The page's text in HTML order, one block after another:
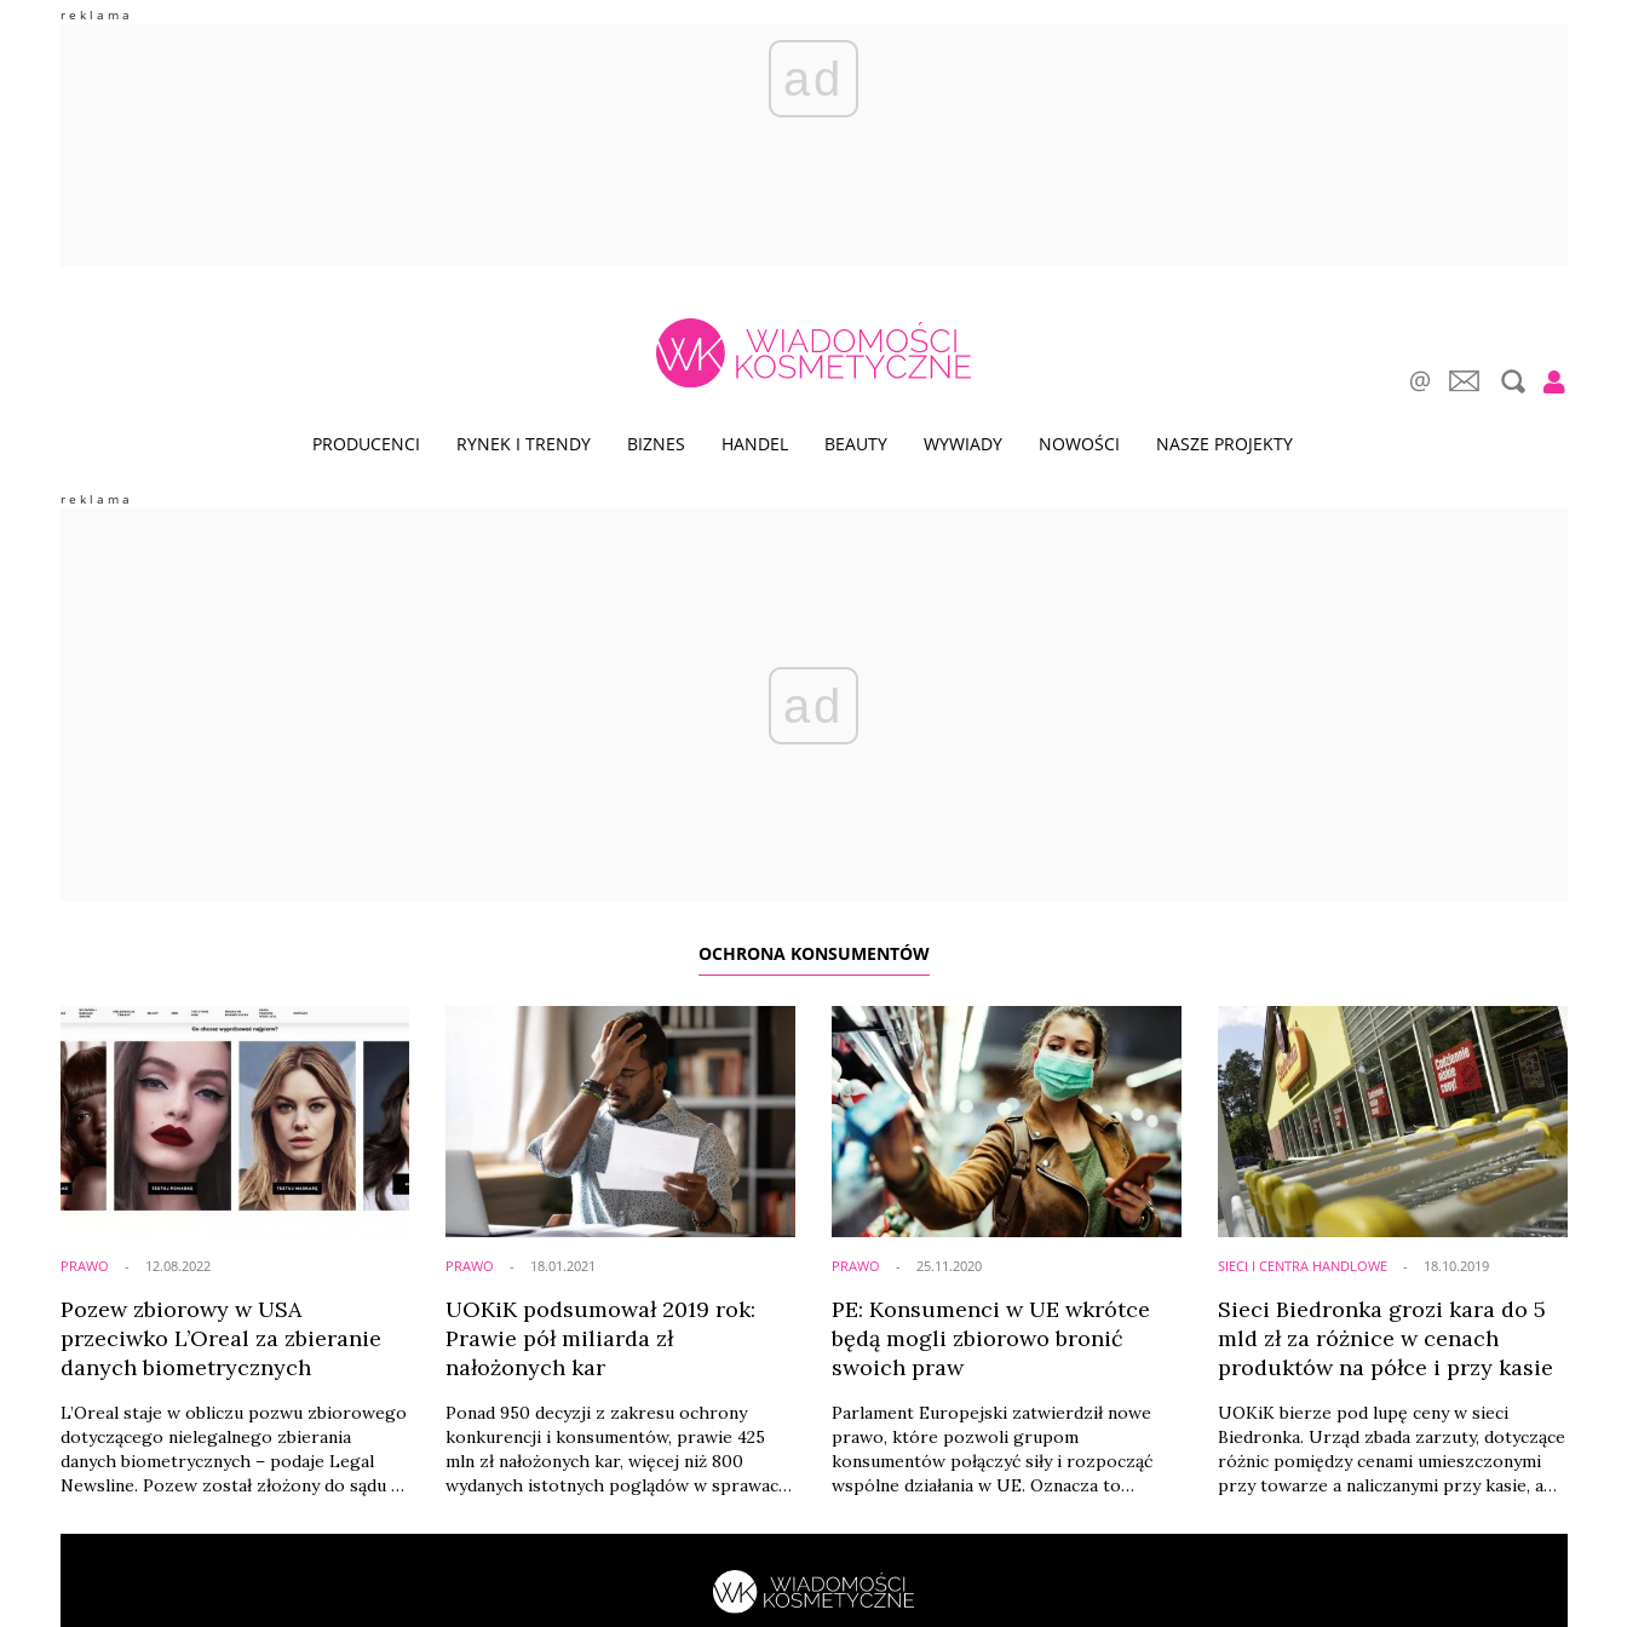
ad
PRODUCENCI RYNEK I TRENDY BIZNES HANDEL BEAUTY WYWIADY NOWOŚCI NASZE PROJEKTY
ad
OCHRONA KONSUMENTÓW
PRAWO
Pozew zbiorowy w USA
przeciwko L’Oreal za zbieranie
danych biometrycznych
L’Oreal staje w obliczu pozwu zbiorowego
dotyczącego nielegalnego zbierania
danych biometrycznych – podaje Legal
Newsline. Pozew został złożony do sądu w
narzędzie Virtual Try-On, które umożliwia
12.08.2022 PRAWO
UOKiK podsumował 2019 rok:
Prawie pół miliarda zł
nałożonych kar
Ponad 950 decyzji z zakresu ochrony
konkurencji i konsumentów, prawie 425
mln zł nałożonych kar, więcej niż 800
wydanych istotnych poglądów w sprawach
działań UOKiK w 2019 roku, które urząd
18.01.2021 PRAWO
PE: Konsumenci w UE wkrótce
będą mogli zbiorowo bronić
swoich praw
Parlament Europejski zatwierdził nowe
prawo, które pozwoli grupom
konsumentów połączyć siły i rozpocząć
wspólne działania w UE. Oznacza to
„masowymi krzywdami” w wymiarze
zabezpieczy przed nieuczciwymi
procesami sądowymi, stosując zasadę
25.11.2020 SIECI I CENTRA HANDLOWE
Sieci Biedronka grozi kara do 5
mld zł za różnice w cenach
produktów na półce i przy kasie
UOKiK bierze pod lupę ceny w sieci
Biedronka. Urząd zbada zarzuty, dotyczące
różnic pomiędzy cenami umieszczonymi
przy towarze a naliczanymi przy kasie, a
produkcie na półce. Ze skarg
18.10.2019